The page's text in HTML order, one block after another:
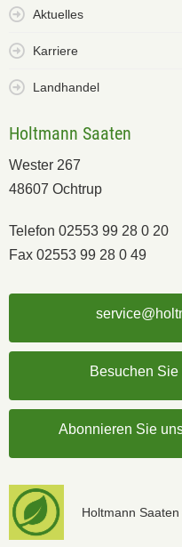
Aktuelles
Karriere
Landhandel
Holtmann Saaten
Wester 267
48607 Ochtrup
Telefon 02553 99 28 0 20
Fax 02553 99 28 0 49
Besuchen
Abonnieren Sie
Holtmann Saaten